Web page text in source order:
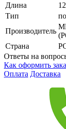
Длина
Тип
Производитель
Страна
Ответы на
Как оформить
Оплата Доставка